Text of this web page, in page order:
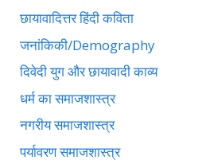
छायावादित्तर हिंदी कविता
जनांकिकी/Demography
दिवेदी युग और छायावादी काव्य
धर्म का समाजशास्त्र
नगरीय समाजशास्त्र
पर्यावरण समाजशास्त्र